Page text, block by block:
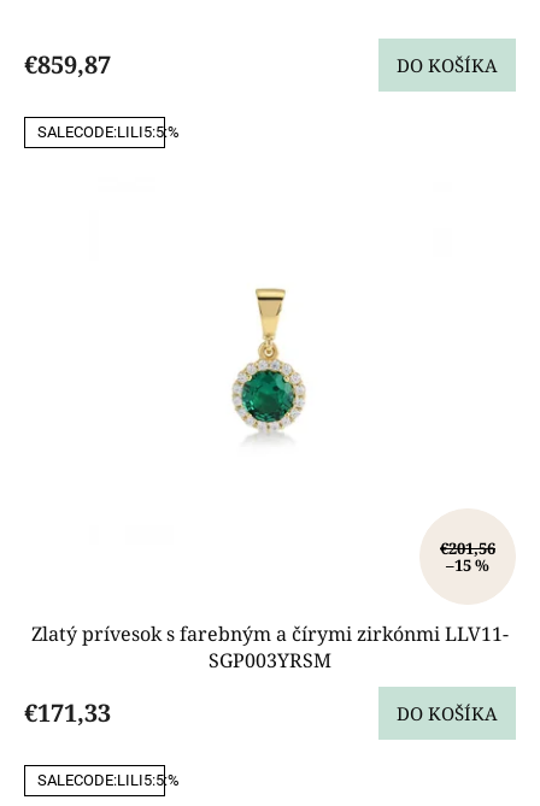
€859,87 DO KOŠÍKA
SALECODE:LILI5:5:%
€201,56
–15 %
Zlatý prívesok s farebným a čírymi zirkónmi LLV11-
SGP003YRSM
€171,33 DO KOŠÍKA
SALECODE:LILI5:5:%